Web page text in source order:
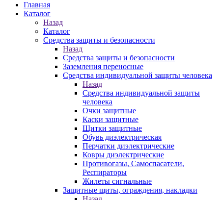
Главная
Каталог
Назад
Каталог
Средства защиты и безопасности
Назад
Средства защиты и безопасности
Заземления переносные
Средства индивидуальной защиты человека
Назад
Средства индивидуальной защиты
человека
Очки защитные
Каски защитные
Щитки защитные
Обувь диэлектрическая
Перчатки диэлектрические
Ковры диэлектрические
Противогазы, Самоспасатели,
Респираторы
Жилеты сигнальные
Защитные щиты, ограждения, накладки